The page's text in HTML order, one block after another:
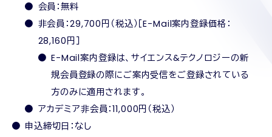
会員：無料
非会員：29,700円（税込）［E-Mail案内登録価格：
28,160円］
E-Mail案内登録は、サイエンス&テクノロジーの新
規会員登録の際にご案内受信をご登録されている
方のみに適用されます。
アカデミア非会員：11,000円（税込）
申込締切日：なし